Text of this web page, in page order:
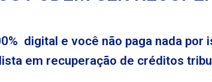
digital e você não paga nada por
em recuperação de créditos